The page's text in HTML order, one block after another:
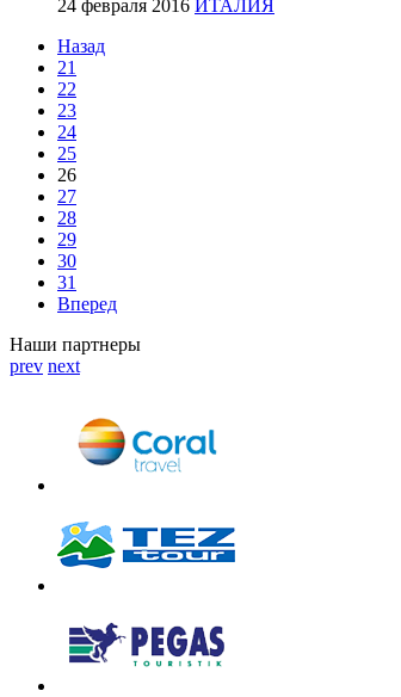
24 февраля 2016 ИТАЛИЯ
Назад
21
22
23
24
25
26
27
28
29
30
31
Вперед
Наши партнеры
prev next